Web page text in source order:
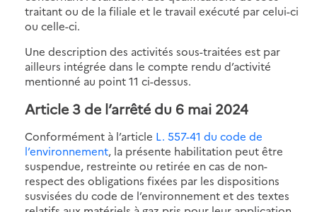
traitant ou de la filiale et le travail exécuté par celui-ci
ou celle-ci.
Une description des activités sous-traitées est par
ailleurs intégrée dans le compte rendu d’activité
mentionné au point 11 ci-dessus.
Article 3 de l’arrêté du 6 mai 2024
Conformément à l’article L. 557-41 du code de
l’environnement, la présente habilitation peut être
suspendue, restreinte ou retirée en cas de non-
respect des obligations fixées par les dispositions
susvisées du code de l’environnement et des textes